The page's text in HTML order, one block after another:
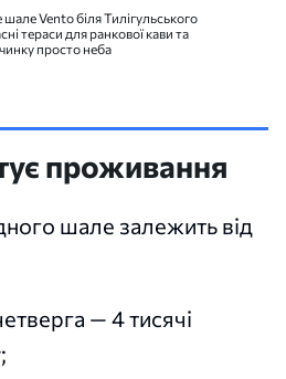
Vento біля Тилігульського
тераси для ранкової кави та
просто неба
проживання
шале залежить від
— 4 тисячі